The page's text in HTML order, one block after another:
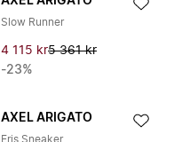
Slow Runner
4 115 kr5 361 kr
-23%
AXEL ARIGATO
Eris Sneaker